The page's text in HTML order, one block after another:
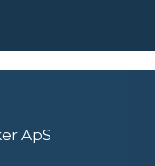
ApS